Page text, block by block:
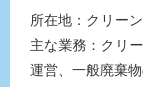
所在地：クリー
主な業務：クリ
運営、一般廃棄